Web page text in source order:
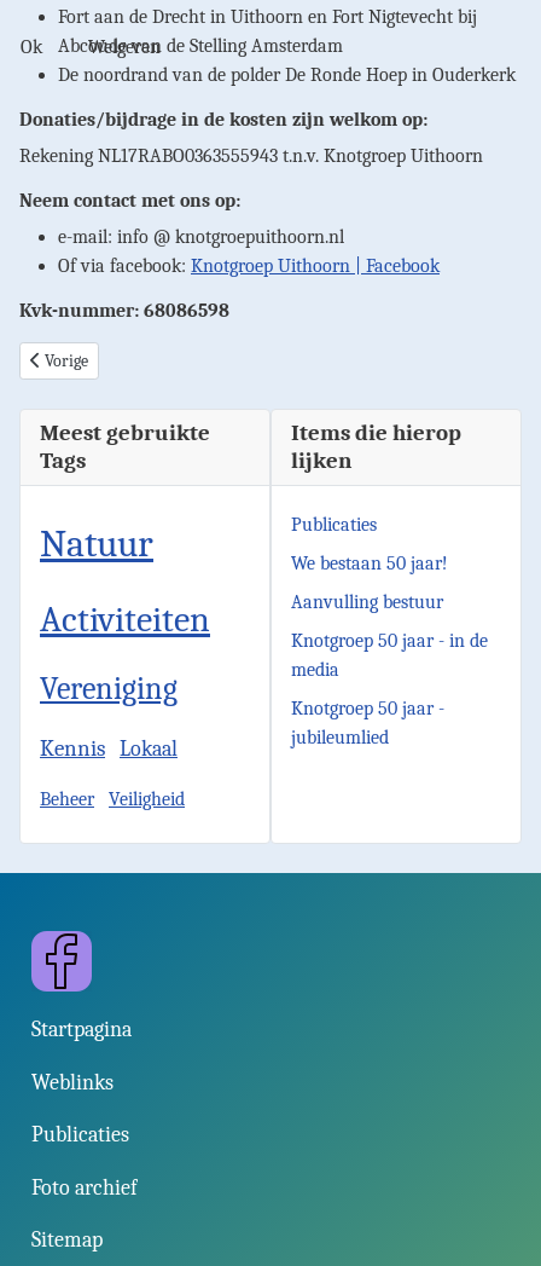
Fort aan de Drecht in Uithoorn en Fort Nigtevecht bij
Abcoude van de Stelling Amsterdam
De noordrand van de polder De Ronde Hoep in Ouderkerk
Donaties/bijdrage in de kosten zijn welkom op:
Rekening NL17RABO0363555943 t.n.v. Knotgroep Uithoorn
Neem contact met ons op:
e-mail: info @ knotgroepuithoorn.nl
Of via facebook: Knotgroep Uithoorn | Facebook
Kvk-nummer: 68086598
Vorig artikel: Afspraken knotdag
Vorige
Meest gebruikte
Tags
Natuur
Activiteiten
Vereniging
Kennis Lokaal
Beheer Veiligheid
Items die hierop
lijken
Publicaties
We bestaan 50 jaar!
Aanvulling bestuur
Knotgroep 50 jaar - in de
media
Knotgroep 50 jaar -
jubileumlied
Facebook
Startpagina
Weblinks
Publicaties
Foto archief
Sitemap
Ok Weigeren